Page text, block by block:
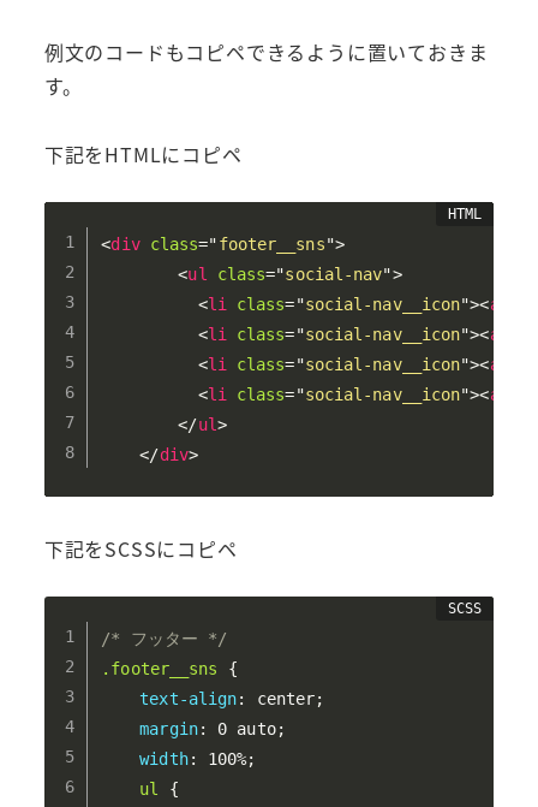
例文のコードもコピペできるように置いておきま
す。
下記をHTMLにコピペ
<div class="footer__sns">
<ul class="social-nav">
<li class="social-nav__icon"><a
<li class="social-nav__icon"><a
<li class="social-nav__icon"><a
<li class="social-nav__icon"><a
</ul>
</div>
下記をSCSSにコピペ
/* フッター */
.footer__sns {
text-align: center;
margin: 0 auto;
width: 100%;
ul {